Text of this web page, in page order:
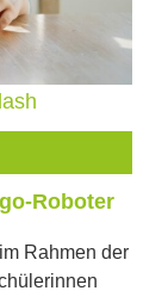
Roboter
Rahmen der